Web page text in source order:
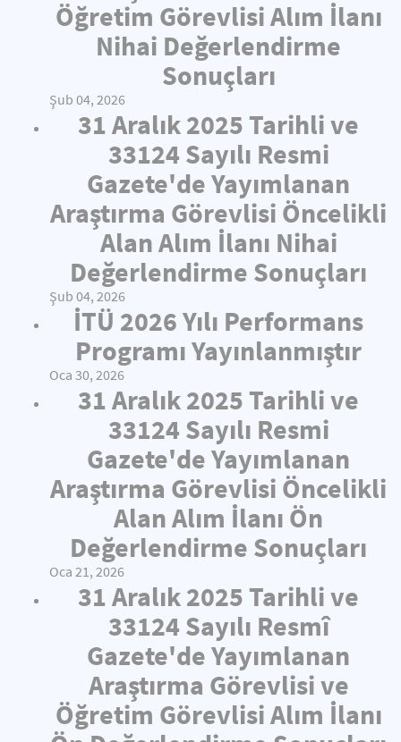
Öğretim Görevlisi Alım İlanı
Nihai Değerlendirme
Sonuçları
Şub 04, 2026
31 Aralık 2025 Tarihli ve
33124 Sayılı Resmi
Gazete'de Yayımlanan
Araştırma Görevlisi Öncelikli
Alan Alım İlanı Nihai
Değerlendirme Sonuçları
Şub 04, 2026
İTÜ 2026 Yılı Performans
Programı Yayınlanmıştır
Oca 30, 2026
31 Aralık 2025 Tarihli ve
33124 Sayılı Resmi
Gazete'de Yayımlanan
Araştırma Görevlisi Öncelikli
Alan Alım İlanı Ön
Değerlendirme Sonuçları
Oca 21, 2026
31 Aralık 2025 Tarihli ve
33124 Sayılı Resmî
Gazete'de Yayımlanan
Araştırma Görevlisi ve
Öğretim Görevlisi Alım İlanı